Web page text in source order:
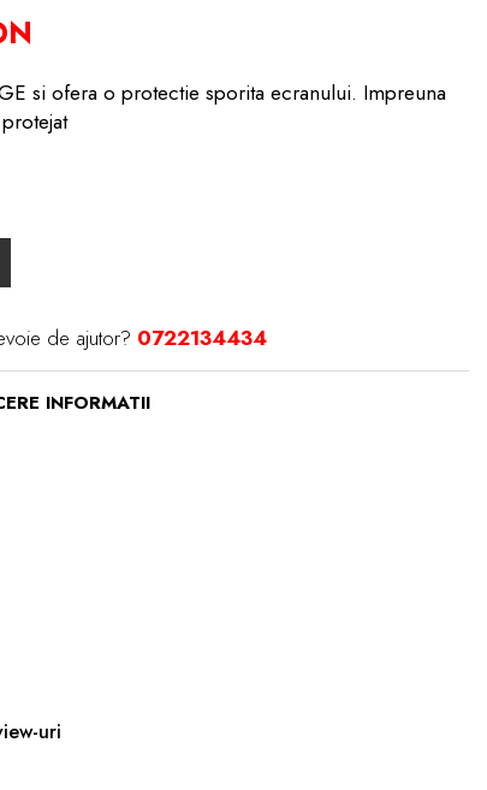
si ofera o protectie sporita ecranului. Impreuna
de ajutor? 0722134434
INFORMATII
uri